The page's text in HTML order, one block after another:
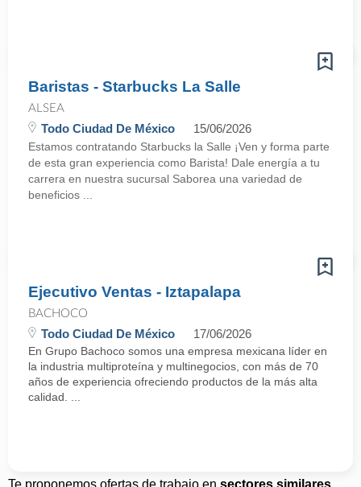
Baristas - Starbucks La Salle
ALSEA
Todo Ciudad De México 15/06/2026
Estamos contratando Starbucks la Salle ¡Ven y forma parte
de esta gran experiencia como Barista! Dale energía a tu
carrera en nuestra sucursal Saborea una variedad de
beneficios ...
Ejecutivo Ventas - Iztapalapa
BACHOCO
Todo Ciudad De México 17/06/2026
En Grupo Bachoco somos una empresa mexicana líder en
la industria multiproteína y multinegocios, con más de 70
años de experiencia ofreciendo productos de la más alta
calidad. ...
Te proponemos ofertas de trabajo en sectores similares